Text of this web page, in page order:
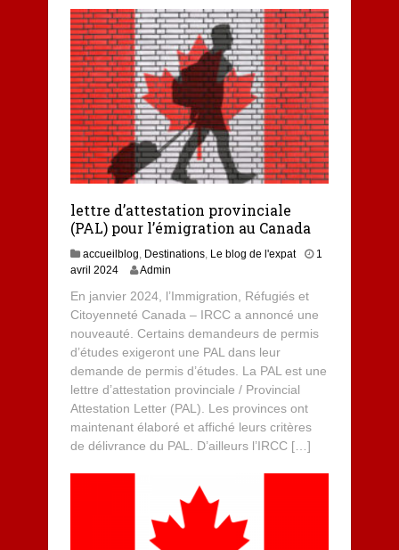
lettre d’attestation provinciale
(PAL) pour l’émigration au Canada
accueilblog Destinations, Le blog de l'expat
1
avril 20241
v
r
i
l
2
4
Admin
En janvier 2024, l’Immigration, Réfugiés et
Citoyenneté Canada – IRCC a annoncé une
nouveauté. Certains demandeurs de permis
d’études exigeront une PAL dans leur
demande de permis d’études. La PAL est une
lettre d’attestation provinciale / Provincial
Attestation Letter (PAL). Les provinces ont
maintenant élaboré et affiché leurs critères
de délivrance du PAL. D’ailleurs l’IRCC […]